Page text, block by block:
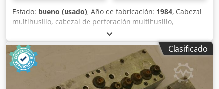
Estado: bueno (usado), Año de fabricación: 1984, Cabezal
multihusillo, cabezal de perforación multihusillo,
transmisión de perforación Chjdpfx Aledym D Tsfsa -
Cabezal multihusillo articulado -Máx. número de taladros
-7 taladros instalados, pinza de sujeción: mm -Distancia
mínima entre taladros: mm -Peso: 11,3 kg Los cabezales
multihusillo articulados son herramientas versátiles para
diversas operaciones de mecanizado, como taladrar,
Clasificado